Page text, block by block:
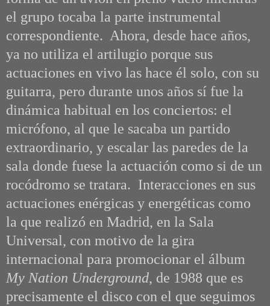
el grupo tocaba la parte instrumental
correspondiente. Ahora, desde hace años,
ya no utiliza el artilugio porque sus
actuaciones en vivo las hace él solo, con su
guitarra, pero durante unos años sí fue la
dinámica habitual en los conciertos: el
micrófono, al que le sacaba un partido
extraordinario, y escalar las paredes de la
sala donde fuese la actuación como si de un
rocódromo se tratara. Interacciones en sus
actuaciones enérgicas y energéticas como
la que realizó en Madrid, en la Sala
Universal, con motivo de la gira
internacional para promocionar el álbum
My Nation Underground, de 1988 que es
precisamente el disco con el que seguimos